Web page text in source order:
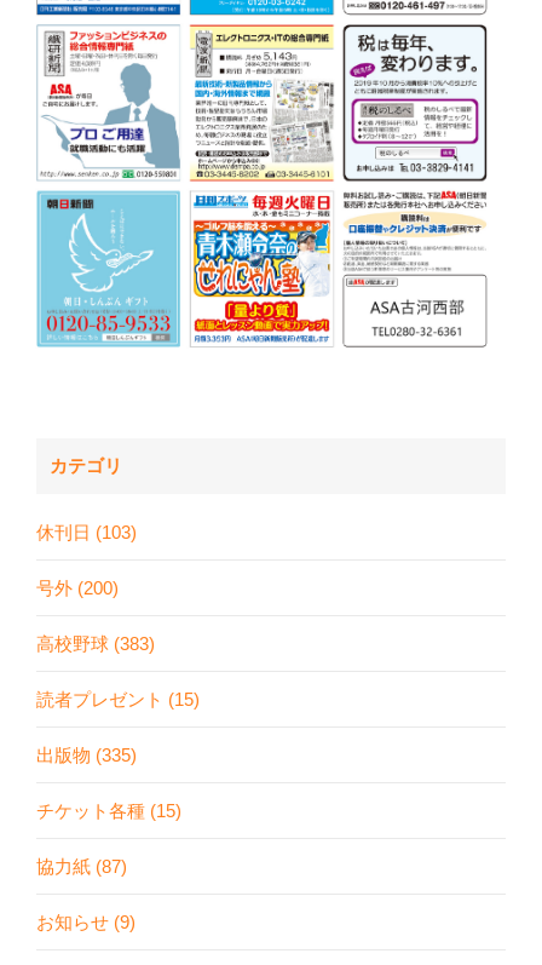
カテゴリ
休刊日 (103)
号外 (200)
高校野球 (383)
読者プレゼント (15)
出版物 (335)
チケット各種 (15)
協力紙 (87)
お知らせ (9)